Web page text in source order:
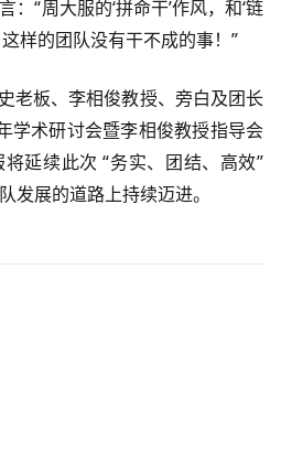
“周大服的‘拼命干’作风，和‘链
样的团队没有干不成的事！”​
老板、李相俊教授、旁白及团长
学术研讨会暨李相俊教授指导会
延续此次 “务实、团结、高效”
发展的道路上持续迈进。​